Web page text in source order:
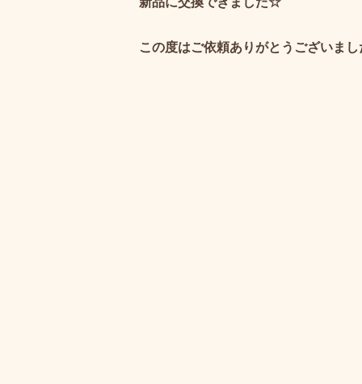
この度はご依頼ありがとうございまし